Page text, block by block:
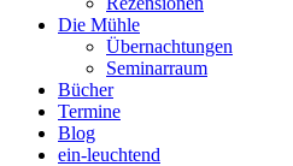
Die Mühle
Übernachtungen
Seminarraum
Bücher
Termine
Blog
ein-leuchtend